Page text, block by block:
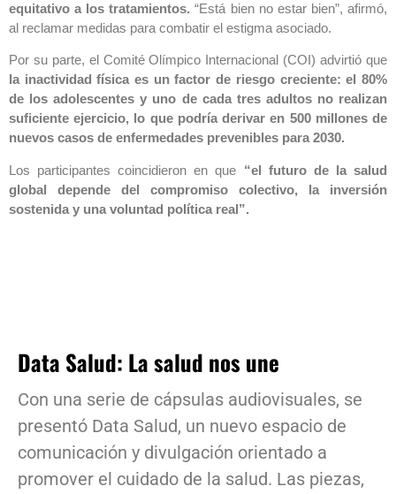
equitativo a los tratamientos.“Está bien no estar bien”, afirmó,
al reclamar medidas para combatir el estigma asociado.
Por su parte, el Comité Olímpico Internacional (COI) advirtió que
la inactividad física es un factor de riesgo creciente: el 80%
de los adolescentes y uno de cada tres adultos no realizan
suficiente ejercicio, lo que podría derivar en 500 millones de
nuevos casos de enfermedades prevenibles para 2030.
Los participantes coincidieron en que “el futuro de la salud
global depende del compromiso colectivo, la inversión
sostenida y una voluntad política real”.
Data Salud: La salud nos une
Con una serie de cápsulas audiovisuales, se
presentó Data Salud, un nuevo espacio de
comunicación y divulgación orientado a
promover el cuidado de la salud. Las piezas,